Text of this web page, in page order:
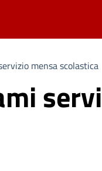
mensa scolastica